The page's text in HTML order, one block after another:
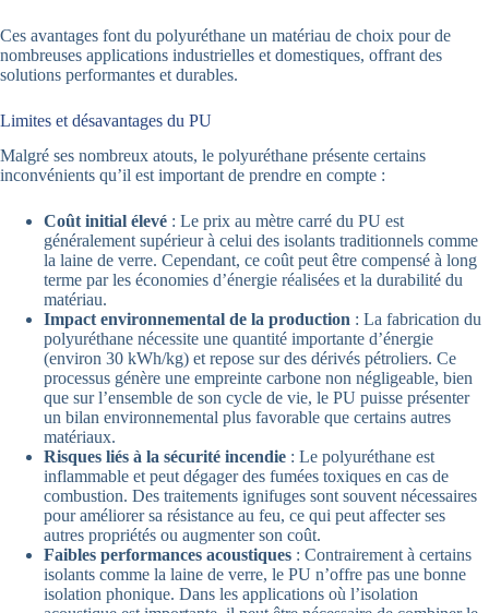
Ces avantages font du polyuréthane un matériau de choix pour de
nombreuses applications industrielles et domestiques, offrant des
solutions performantes et durables.
Limites et désavantages du PU
Malgré ses nombreux atouts, le polyuréthane présente certains
inconvénients qu’il est important de prendre en compte :
Coût initial élevé : Le prix au mètre carré du PU est
généralement supérieur à celui des isolants traditionnels comme
la laine de verre. Cependant, ce coût peut être compensé à long
terme par les économies d’énergie réalisées et la durabilité du
matériau.
Impact environnemental de la production : La fabrication du
polyuréthane nécessite une quantité importante d’énergie
(environ 30 kWh/kg) et repose sur des dérivés pétroliers. Ce
processus génère une empreinte carbone non négligeable, bien
que sur l’ensemble de son cycle de vie, le PU puisse présenter
un bilan environnemental plus favorable que certains autres
matériaux.
Risques liés à la sécurité incendie : Le polyuréthane est
inflammable et peut dégager des fumées toxiques en cas de
combustion. Des traitements ignifuges sont souvent nécessaires
pour améliorer sa résistance au feu, ce qui peut affecter ses
autres propriétés ou augmenter son coût.
Faibles performances acoustiques : Contrairement à certains
isolants comme la laine de verre, le PU n’offre pas une bonne
isolation phonique. Dans les applications où l’isolation